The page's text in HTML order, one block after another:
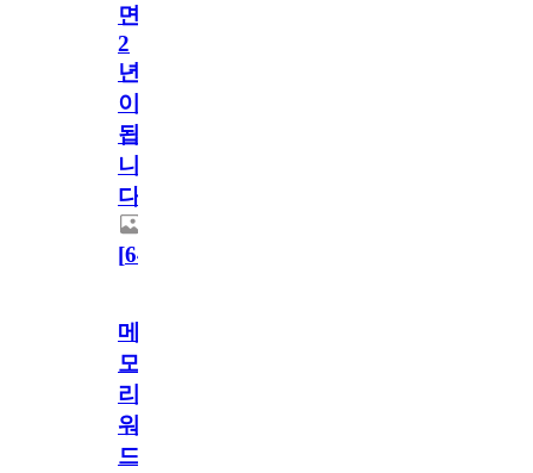
면
2
년
이
됩
니
다.
[64
메
모
리
워
드